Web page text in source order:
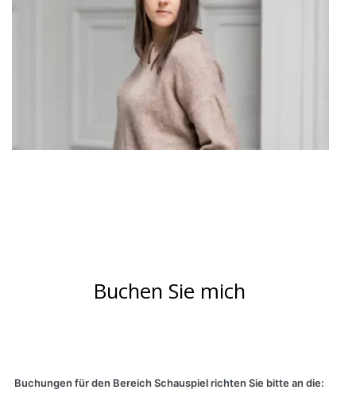
Buchen Sie mich
Buchungen für den Bereich Schauspiel richten Sie bitte an die: